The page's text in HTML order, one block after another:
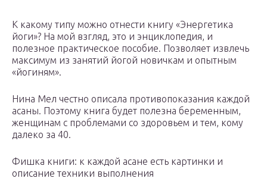
К какому типу можно отнести книгу «Энергетика
йоги»? На мой взгляд, это и энциклопедия, и
полезное практическое пособие. Позволяет извлечь
максимум из занятий йогой новичкам и опытным
«йогиням».
Нина Мел честно описала противопоказания каждой
асаны. Поэтому книга будет полезна беременным,
женщинам с проблемами со здоровьем и тем, кому
далеко за 40.
Фишка книги: к каждой асане есть картинки и
описание техники выполнения